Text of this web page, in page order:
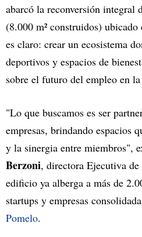
abarcó la reconversión integral
(8.000 m² construidos) ubicado
es claro: crear un ecosistema
deportivos y espacios de
sobre el futuro del empleo en
"Lo que buscamos es ser
empresas, brindando espacios
y la sinergia entre miembros",
Berzoni, directora Ejecutiva
edificio ya alberga a más de
startups y empresas
Pomelo.